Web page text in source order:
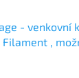
- venkovní
Filament ,